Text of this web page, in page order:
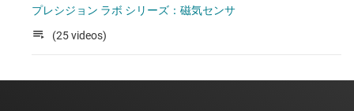
プレシジョン ラボ シリーズ：磁気センサ
(25 videos)